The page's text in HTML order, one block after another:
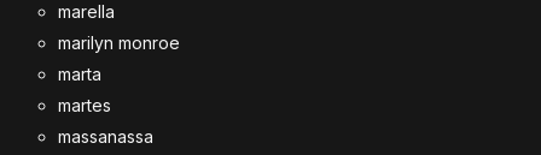
marella
marilyn monroe
marta
martes
massanassa